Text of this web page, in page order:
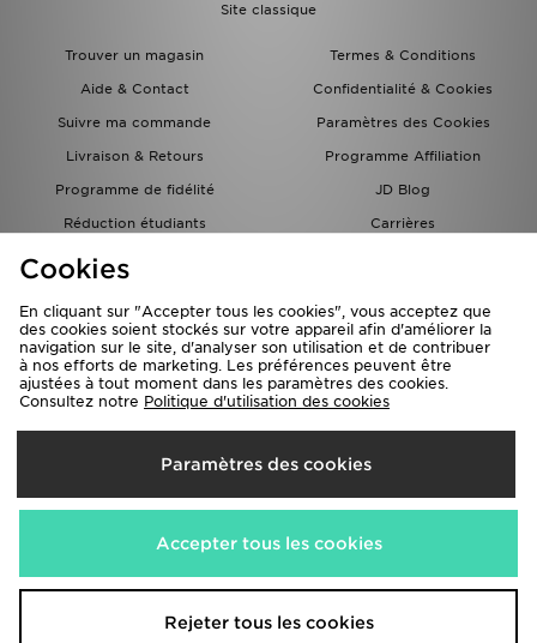
Site classique
Trouver un magasin
Termes & Conditions
Aide & Contact
Confidentialité & Cookies
Suivre ma commande
Paramètres des Cookies
Livraison & Retours
Programme Affiliation
Programme de fidélité
JD Blog
Réduction étudiants
Carrières
Carte Cadeau
Livraison Vers
France
Nous acceptons les méthodes de paiement suivantes
Visitez notre site corporate www.jdplc.com
Cookies
En cliquant sur "Accepter tous les cookies", vous acceptez que
des cookies soient stockés sur votre appareil afin d'améliorer la
navigation sur le site, d'analyser son utilisation et de contribuer
à nos efforts de marketing. Les préférences peuvent être
ajustées à tout moment dans les paramètres des cookies.
Consultez notre Politique d'utilisation des cookies
Paramètres des cookies
Accepter tous les cookies
Rejeter tous les cookies